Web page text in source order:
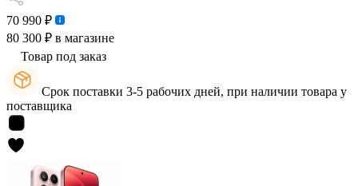
70 990 ₽
80 300 ₽ в магазине
Товар под заказ
Срок поставки 3-5 рабочих дней, при наличии товара у
поставщика